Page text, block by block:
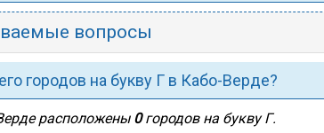
вопросы
городов на букву Г в Кабо-Верде?
расположены 0городов на букву Г.